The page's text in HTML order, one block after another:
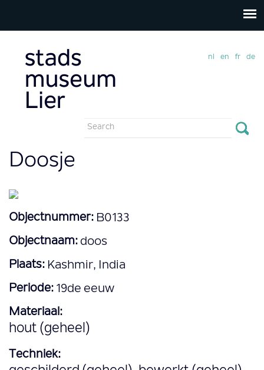
Search
nl en fr de
Doosje
Objectnummer: B0133
Objectnaam: doos
Plaats: Kashmir, India
Periode: 19de eeuw
Materiaal:
hout (geheel)
Techniek: